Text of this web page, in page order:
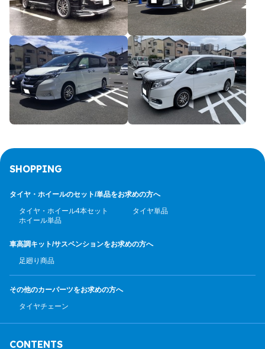
SHOPPING
タイヤ・ホイールのセット/単品をお求めの方へ
タイヤ・ホイール4本セット
タイヤ単品
ホイール単品
車高調キット/サスペンションをお求めの方へ
足廻り商品
その他のカーパーツをお求めの方へ
タイヤチェーン
CONTENTS